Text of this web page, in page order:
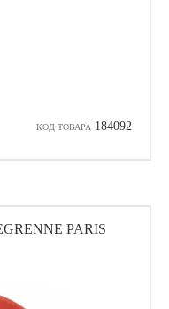
КОД ТОВАРА 184092
PARIS